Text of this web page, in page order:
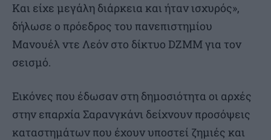
Και είχε μεγάλη διάρκεια και ήταν ισχυρός»,
δήλωσε ο πρόεδρος του πανεπιστημίου
Μανουέλ ντε Λεόν στο δίκτυο DZMM για τον
σεισμό.
Εικόνες που έδωσαν στη δημοσιότητα οι αρχές
στην επαρχία Σαρανγκάνι δείχνουν προσόψεις
καταστημάτων που έχουν υποστεί ζημιές και